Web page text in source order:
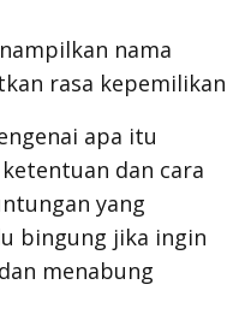
nama
rasa kepemilikan
apa itu
dan cara
yang
bingung jika ingin
menabung